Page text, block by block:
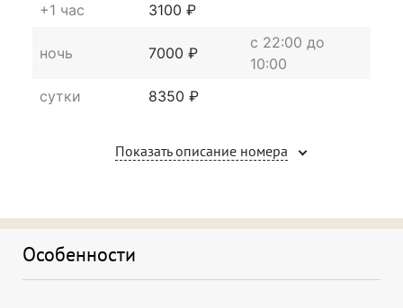
+1 час
3100 ₽
ночь 7000 ₽
c 22:00 до
10:00
сутки
8350 ₽
Показать описание номера
Особенности